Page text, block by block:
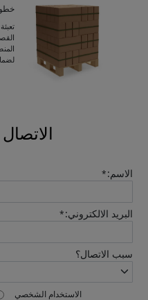
information,the
الاسم:*
البريد الالكتروني:*
سبب الاتصال؟
الاستخدام الشخصي